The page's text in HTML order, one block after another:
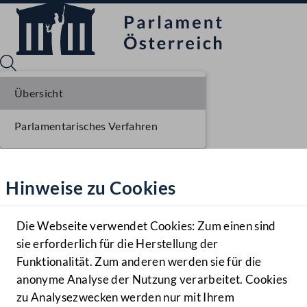
Hilfe
Benutzer
Navigationsmenü öffnen
MENÜ
Hinweise zu Cookies
Die Webseite verwendet Cookies: Zum einen sind
sie erforderlich für die Herstellung der
Funktionalität. Zum anderen werden sie für die
anonyme Analyse der Nutzung verarbeitet. Cookies
zu Analysezwecken werden nur mit Ihrem
Übersicht
Parlamentarisches Verfahren